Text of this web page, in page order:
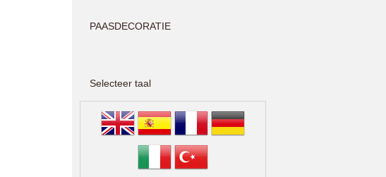
PAASDECORATIE
Selecteer taal